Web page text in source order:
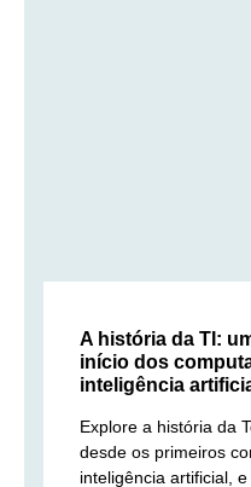
A história da TI:
início dos
inteligência
Explore a história da
desde os primeiros
inteligência artificial,